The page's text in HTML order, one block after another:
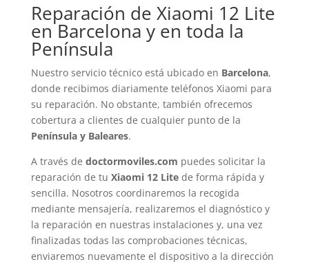
Reparación de Xiaomi 12 Lite
en Barcelona y en toda la
Península
Nuestro servicio técnico está ubicado en Barcelona,
donde recibimos diariamente teléfonos Xiaomi para
su reparación. No obstante, también ofrecemos
cobertura a clientes de cualquier punto de la
Península y Baleares.
A través de doctormoviles.com puedes solicitar la
reparación de tu Xiaomi 12 Litede forma rápida y
sencilla. Nosotros coordinaremos la recogida
mediante mensajería, realizaremos el diagnóstico y
la reparación en nuestras instalaciones y, una vez
finalizadas todas las comprobaciones técnicas,
enviaremos nuevamente el dispositivo a la dirección